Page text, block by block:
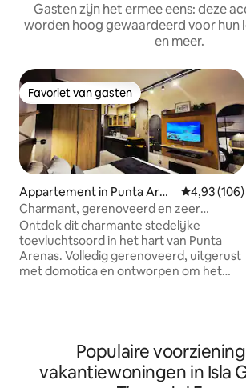
Gasten zijn het ermee eens: deze
worden hoog gewaardeerd voor hun
en meer.
Favoriet van gasten
Favoriet van gasten
Appartement in Punta Aren
as
4,93 (106)
Charmant, gerenoveerd en zeer
centraal
Ontdek dit charmante stedelijke
toevluchtsoord in het hart van Punta
Arenas. Volledig gerenoveerd, uitgerust
met domotica en ontworpen om het
van het Plaza de Armas en op een
steenworp afstand van restaurants, het
water, het casino en toeristische
Populaire
vakantiewoningen in Isla